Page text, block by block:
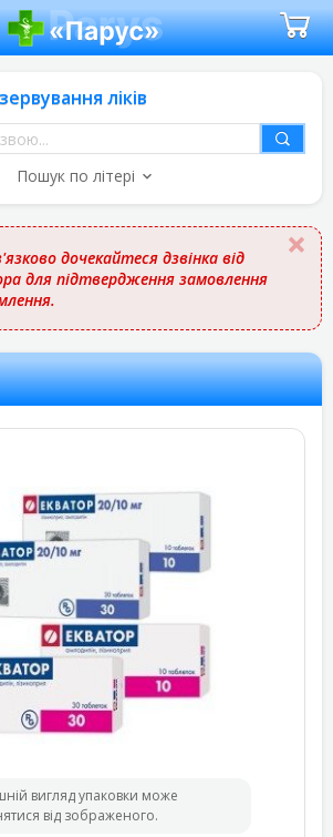
ліків
Пошук по літері
дочекайтеся дзвінка від
для підтвердження замовлення
вигляд упаковки може
від зображеного.